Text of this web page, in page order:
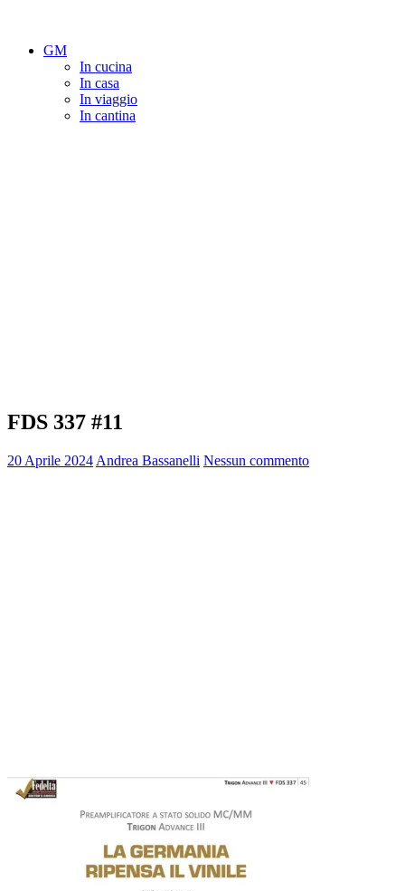
GM
In cucina
In casa
In viaggio
In cantina
FDS 337 #11
20 Aprile 2024 Andrea Bassanelli Nessun commento